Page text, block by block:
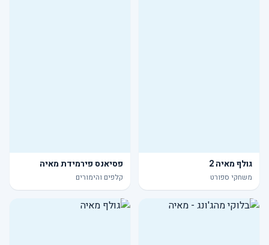
גולף מאיה 2
משחקי ספורט
פסיאנס פירמידת מאיה
קלפים והימורים